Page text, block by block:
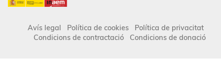
Avís legal Política de cookies
Política de privacitat
Condicions de contractació
Condicions de donació